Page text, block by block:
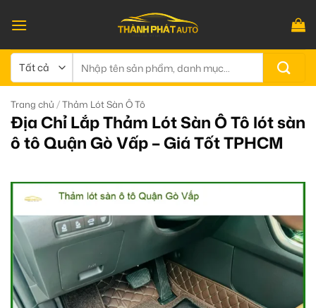
qua
dung
kiếm:
Trang chủ /Thảm Lót Sàn Ô Tô
Địa Chỉ Lắp Thảm Lót Sàn Ô Tô lót sàn
ô tô Quận Gò Vấp – Giá Tốt TPHCM